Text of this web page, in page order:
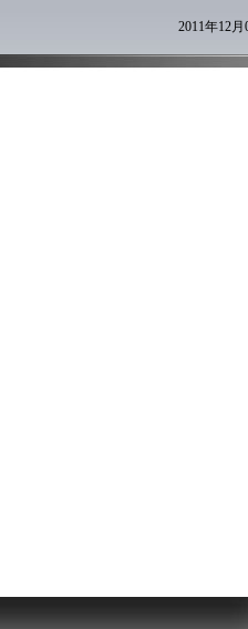
2011年12